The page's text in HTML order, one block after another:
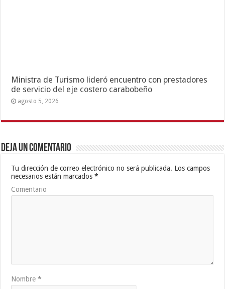
Ministra de Turismo lideró encuentro con prestadores
de servicio del eje costero carabobeño
agosto 5, 2026
Deja un comentario
Tu dirección de correo electrónico no será publicada. Los campos
necesarios están marcados*
Comentario
Nombre*